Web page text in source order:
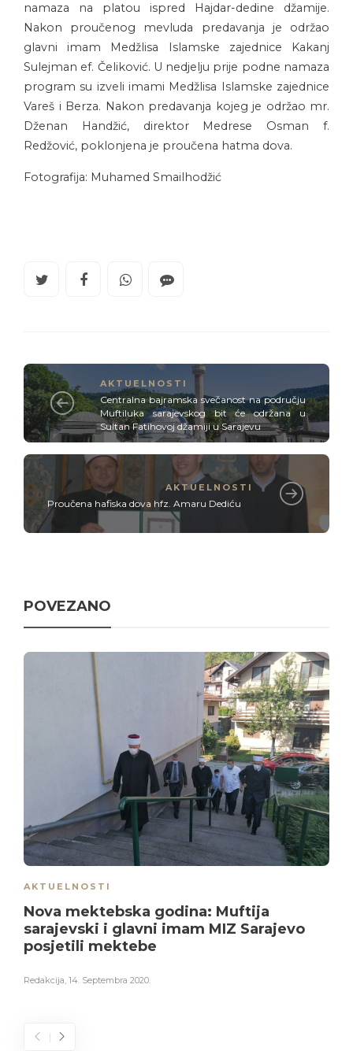
namaza na platou ispred Hajdar-dedine džamije.
Nakon proučenog mevluda predavanja je održao
glavni imam Medžlisa Islamske zajednice Kakanj
Sulejman ef. Čeliković. U nedjelju prije podne namaza
program su izveli imami Medžlisa Islamske zajednice
Vareš i Berza. Nakon predavanja kojeg je održao mr.
Dženan Handžić, direktor Medrese Osman f.
Redžović, poklonjena je proučena hatma dova.
Fotografija: Muhamed Smailhodžić
AKTUELNOSTI
Centralna bajramska svečanost na području
Muftiluka sarajevskog bit će održana u
Sultan Fatihovoj džamiji u Sarajevu
AKTUELNOSTI
Proučena hafiska dova hfz. Amaru Dediću
POVEZANO
AKTUELNOSTI
Nova mektebska godina: Muftija
sarajevski i glavni imam MIZ Sarajevo
posjetili mektebe
Redakcija 14. Septembra 2020.